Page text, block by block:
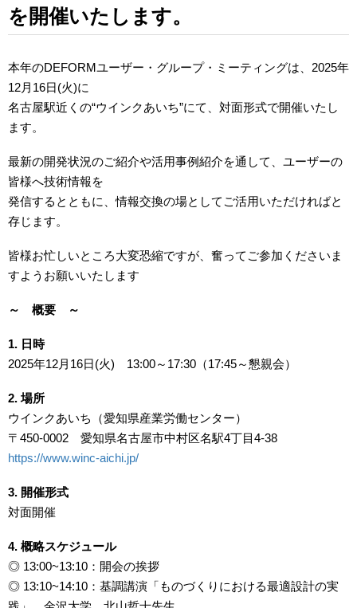
を開催いたします。
本年のDEFORMユーザー・グループ・ミーティングは、2025年
12月16日(火)に
名古屋駅近くの“ウインクあいち”にて、対面形式で開催いたし
ます。
最新の開発状況のご紹介や活用事例紹介を通して、ユーザーの
皆様へ技術情報を
発信するとともに、情報交換の場としてご活用いただければと
存じます。
皆様お忙しいところ大変恐縮ですが、奮ってご参加くださいま
すようお願いいたします
～ 概要 ～
1. 日時
2025年12月16日(火) 13:00～17:30（17:45～懇親会）
2. 場所
ウインクあいち（愛知県産業労働センター）
〒450-0002 愛知県名古屋市中村区名駅4丁目4-38
https://www.winc-aichi.jp/
3. 開催形式
対面開催
4. 概略スケジュール
◎ 13:00~13:10：開会の挨拶
◎ 13:10~14:10：基調講演「ものづくりにおける最適設計の実